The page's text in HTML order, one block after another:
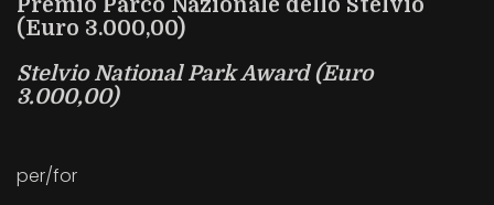
Premio Parco Nazionale dello Stelvio
(Euro 3.000,00)
Stelvio National Park Award (Euro
3.000,00)
per/for